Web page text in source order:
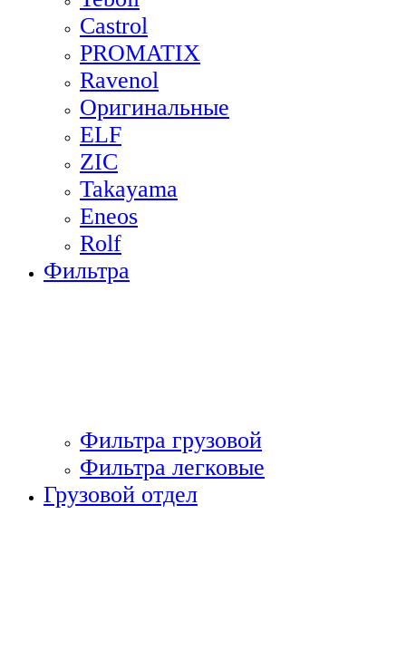
Castrol
PROMATIX
Ravenol
Оригинальные
ELF
ZIC
Takayama
Eneos
Rolf
Фильтра
Фильтра грузовой
Фильтра легковые
Грузовой отдел